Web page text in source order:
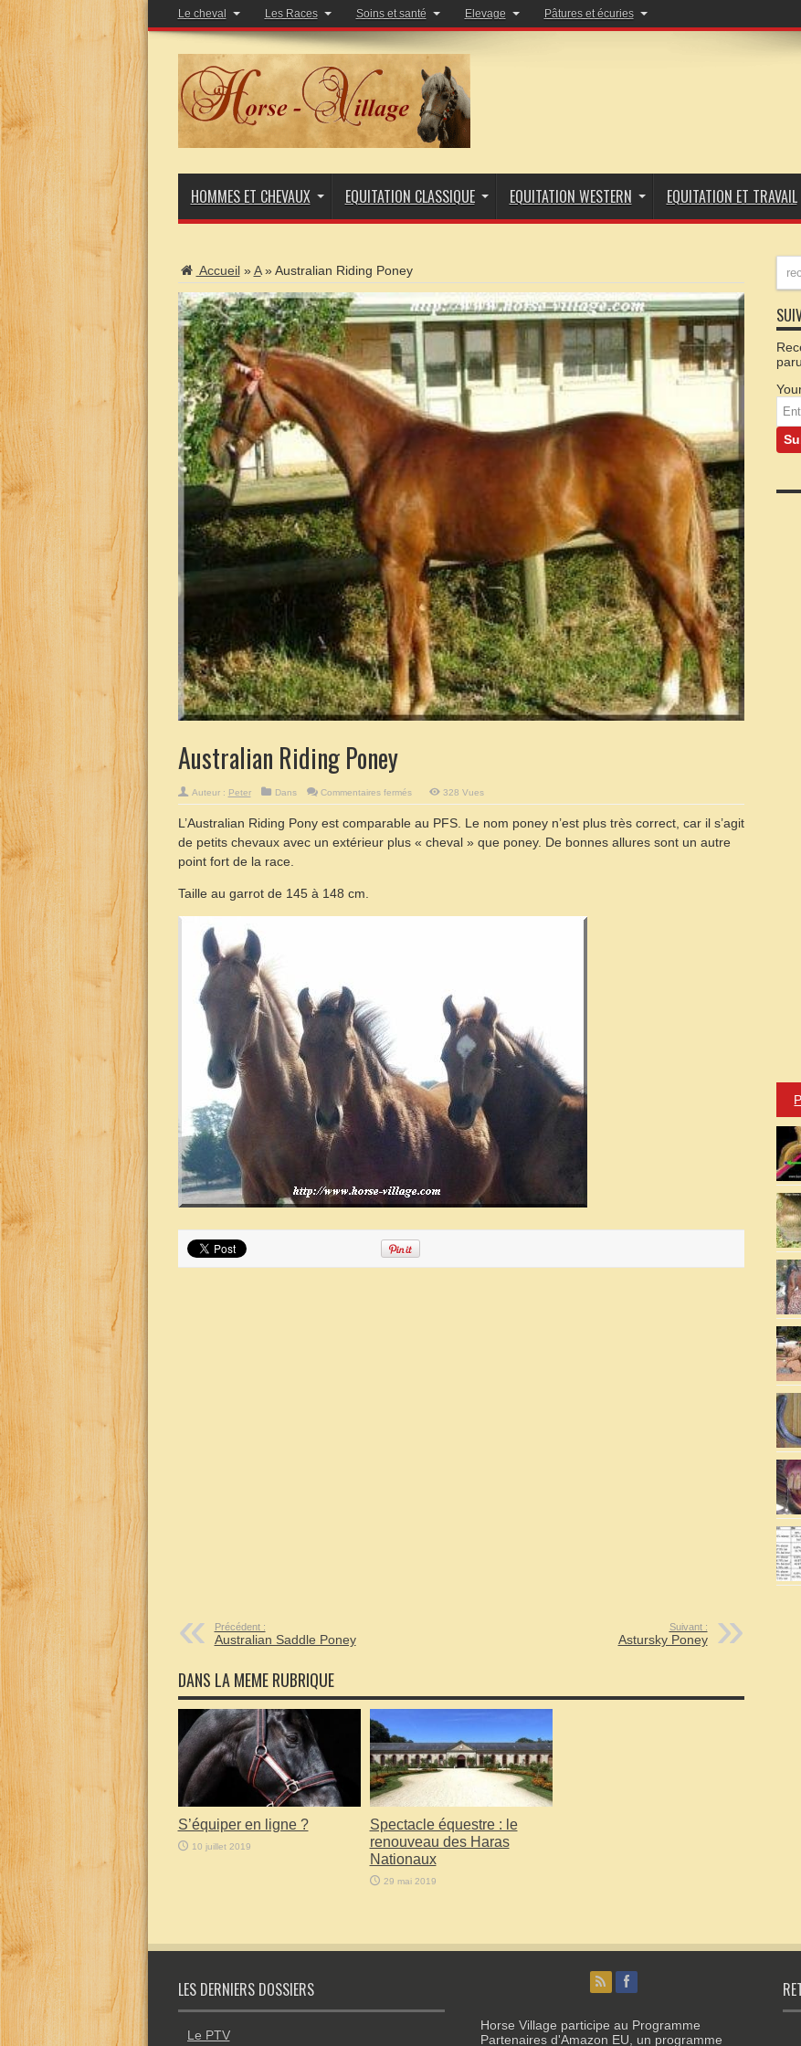
Le cheval Les Races Soins et santé Elevage Pâtures et écuries
HOMMES ET CHEVAUX EQUITATION CLASSIQUE EQUITATION WESTERN EQUITATION ET TRAVAIL
Accueil » A » Australian Riding Poney
Australian Riding Poney
Auteur : Peter Dans Commentaires ferméssur
Poney
328 Vues
L’Australian Riding Pony est comparable au PFS. Le nom poney n’est plus très correct, car il s’agit
de petits chevaux avec un extérieur plus « cheval » que poney. De bonnes allures sont un autre
point fort de la race.
Taille au garrot de 145 à 148 cm.
Précédent :
Australian Saddle Poney
Suivant :
Astursky Poney
DANS LA MEME RUBRIQUE
S’équiper en ligne ?
10 juillet 2019
Spectacle équestre : le
renouveau des Haras
Nationaux
29 mai 2019
LES DERNIERS DOSSIERS
Le PTV
Horse Village participe au Programme
Partenaires d'Amazon EU, un programme